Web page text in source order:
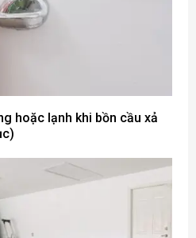
hoặc lạnh khi bồn cầu xả